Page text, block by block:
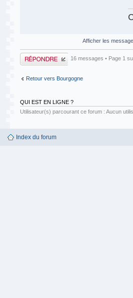
Afficher les
Publier une
réponse
16 messages • Page 1
Retour vers Bourgogne
QUI EST EN LIGNE ?
Utilisateur(s) parcourant ce forum : Aucun
Index du forum